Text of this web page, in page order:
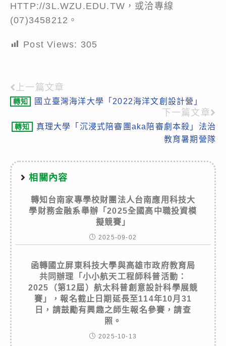
HTTP://3L.WZU.EDU.TW ，或洽專線
(07)3458212。
Post Views: 305
Read
more
articles
上一篇文章
轉知 國立臺灣海洋大學「2022海洋文創設計營」
下一篇文章
轉知
真理大學「沉浸式陪審團aka陪審劇本殺」法治
教育暑期營隊
相關內容
轉知台南家專學校財團法人台南應用科技大
學財務金融系舉辦「2025全國高中職投資模
擬競賽」
2025-09-02
函轉國立屏東科技大學與高雄市政府教育局
共同辦理「小小航天工程師科普活動：
2025（第12屆）航太科普創意設計科學展競
賽」，報名截止日期延長至114年10月31
日，請鼓勵有興趣之師生報名參賽，請查
照。
2025-10-13